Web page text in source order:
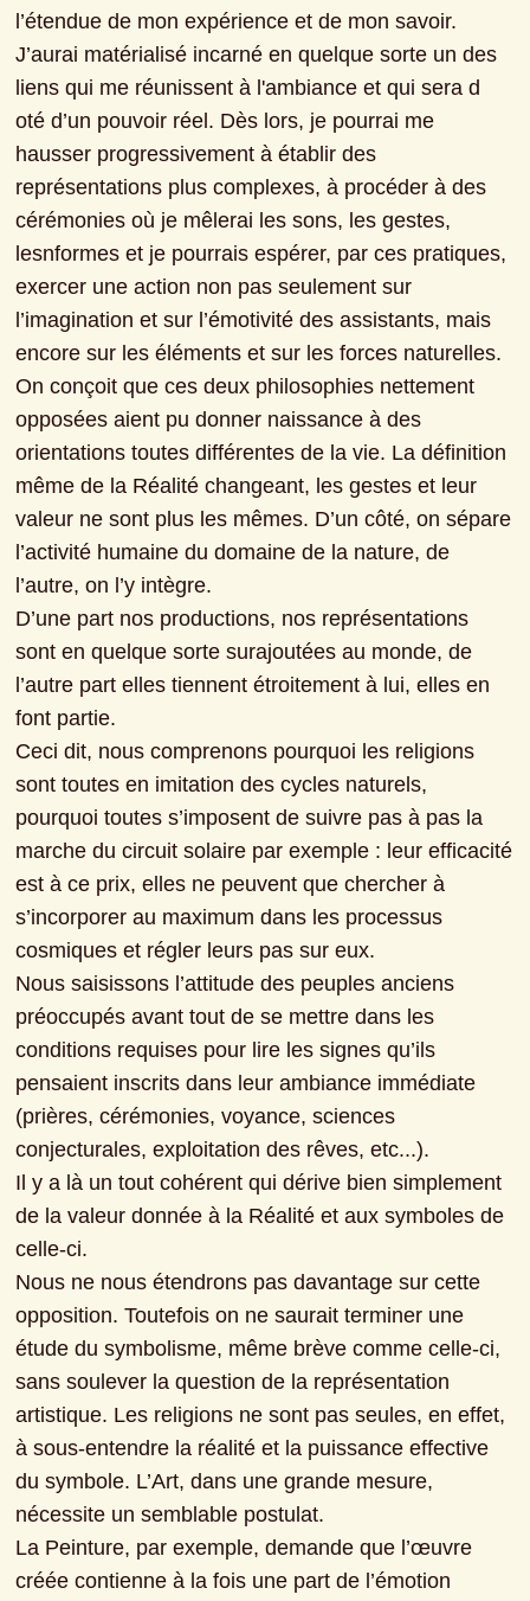
l’étendue de mon expérience et de mon savoir.
J’aurai matérialisé incarné en quelque sorte un des
liens qui me réunissent à l'ambiance et qui sera d
oté d’un pouvoir réel. Dès lors, je pourrai me
hausser progressivement à établir des
représentations plus complexes, à procéder à des
cérémonies où je mêlerai les sons, les gestes,
lesnformes et je pourrais espérer, par ces pratiques,
exercer une action non pas seulement sur
l’imagination et sur l’émotivité des assistants, mais
encore sur les éléments et sur les forces naturelles.
On conçoit que ces deux philosophies nettement
opposées aient pu donner naissance à des
orientations toutes différentes de la vie. La définition
même de la Réalité changeant, les gestes et leur
valeur ne sont plus les mêmes. D’un côté, on sépare
l’activité humaine du domaine de la nature, de
l’autre, on l’y intègre.
D’une part nos productions, nos représentations
sont en quelque sorte surajoutées au monde, de
l’autre part elles tiennent étroitement à lui, elles en
font partie.
Ceci dit, nous comprenons pourquoi les religions
sont toutes en imitation des cycles naturels,
pourquoi toutes s’imposent de suivre pas à pas la
marche du circuit solaire par exemple : leur efficacité
est à ce prix, elles ne peuvent que chercher à
s’incorporer au maximum dans les processus
cosmiques et régler leurs pas sur eux.
Nous saisissons l’attitude des peuples anciens
préoccupés avant tout de se mettre dans les
conditions requises pour lire les signes qu’ils
pensaient inscrits dans leur ambiance immédiate
(prières, cérémonies, voyance, sciences
conjecturales, exploitation des rêves, etc...).
Il y a là un tout cohérent qui dérive bien simplement
de la valeur donnée à la Réalité et aux symboles de
celle-ci.
Nous ne nous étendrons pas davantage sur cette
opposition. Toutefois on ne saurait terminer une
étude du symbolisme, même brève comme celle-ci,
sans soulever la question de la représentation
artistique. Les religions ne sont pas seules, en effet,
à sous-entendre la réalité et la puissance effective
du symbole. L’Art, dans une grande mesure,
nécessite un semblable postulat.
La Peinture, par exemple, demande que l’œuvre
créée contienne à la fois une part de l’émotion